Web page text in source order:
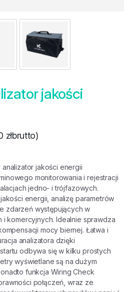
jakości
złbrutto)
jakości energii
monitorowania i rejestracji
jedno- i trójfazowych.
energii, analizę parametrów
zdarzeń występujących w
i komercyjnych. Idealnie sprawdza
mocy biernej. Łatwa i
analizatora dzięki
odbywa się w kilku prostych
wyświetlane są na dużym
funkcja Wiring Check
połączeń, wraz ze